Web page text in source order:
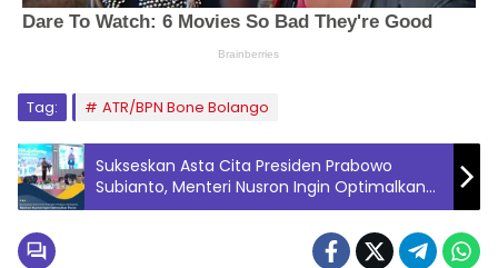
Tag: ATR/BPN Bone Bolango
Sukseskan Asta Cita Presiden Prabowo
Subianto, Menteri Nusron Ingin Optimalkan
Peran Badan Bank Tanah